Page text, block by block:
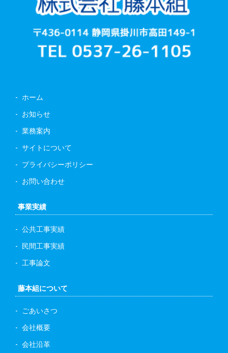
ホーム
お知らせ
業務案内
サイトについて
プライバシーポリシー
お問い合わせ
事業実績
公共工事実績
民間工事実績
工事論文
藤本組について
ごあいさつ
会社概要
会社沿革